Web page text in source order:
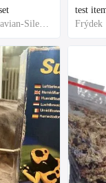
Frýdek-Místek, Moravian-Silesian Region,Others
test
Frýdek